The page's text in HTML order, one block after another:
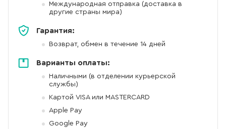
Международная отправка (доставка в
другие страны мира)
Гарантия:
Возврат, обмен в течение 14 дней
Варианты оплаты:
Наличными (в отделении курьерской
службы)
Картой VISA или MASTERCARD
Apple Pay
Google Pay